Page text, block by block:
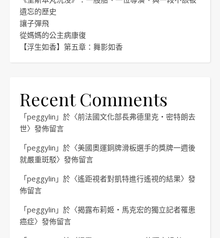
遺忘的歷史
讓子彈飛
從媽媽的公主病康復
【浮生如香】第五章：舞影如香
Recent Comments
「peggylin 」於〈前法國文化部長弗德里克・密特朗去
世〉發佈留言
「peggylin 」於〈美國奧運銅牌滑板選手的獎牌一週後
就嚴重斑駁〉發佈留言
「peggylin 」於〈遙距視者對凱特進行遙視的結果〉發
佈留言
「peggylin 」於〈揭露布莉姬・馬克宏的獨立記者罹患
癌症〉發佈留言